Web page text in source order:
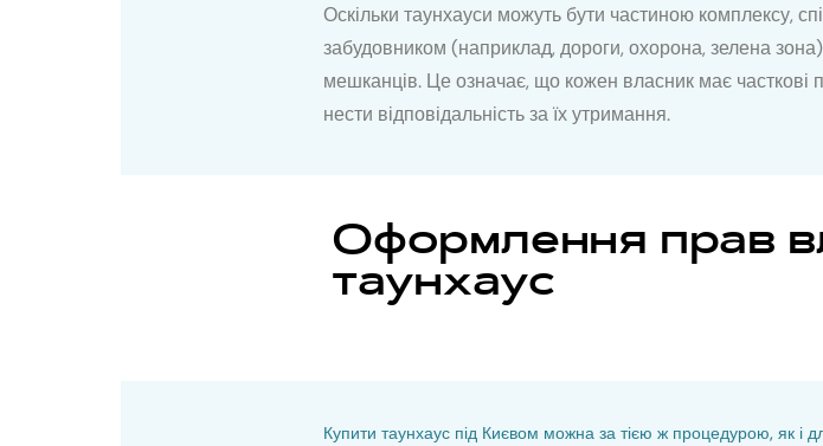
Оскільки таунхауси можуть бути частиною комплексу,
забудовником (наприклад, дороги, охорона, зелена
мешканців. Це означає, що кожен власник має
нести відповідальність за їх утримання.
Оформлення прав
таунхаус
Купити таунхаус під Києвом можна за тією ж процедурою, як і